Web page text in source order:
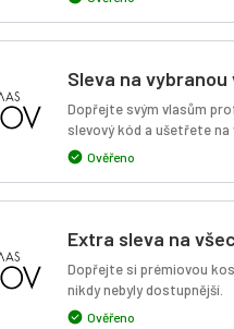
Sleva na
Dopřejte svým vlasům
slevový kód a ušetřete na
Ověřeno
Extra sleva na
Dopřejte si prémiovou
nikdy nebyly dostupnější.
Ověřeno